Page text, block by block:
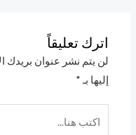
اترك تعليقاً
لن يتم نشر عنوان بريدك
إليها بـ *